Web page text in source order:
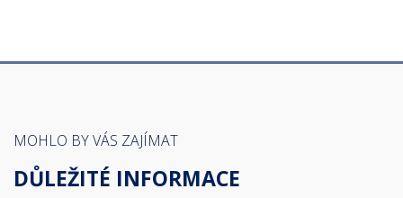
MOHLO BY VÁS ZAJÍMAT
DŮLEŽITÉ INFORMACE